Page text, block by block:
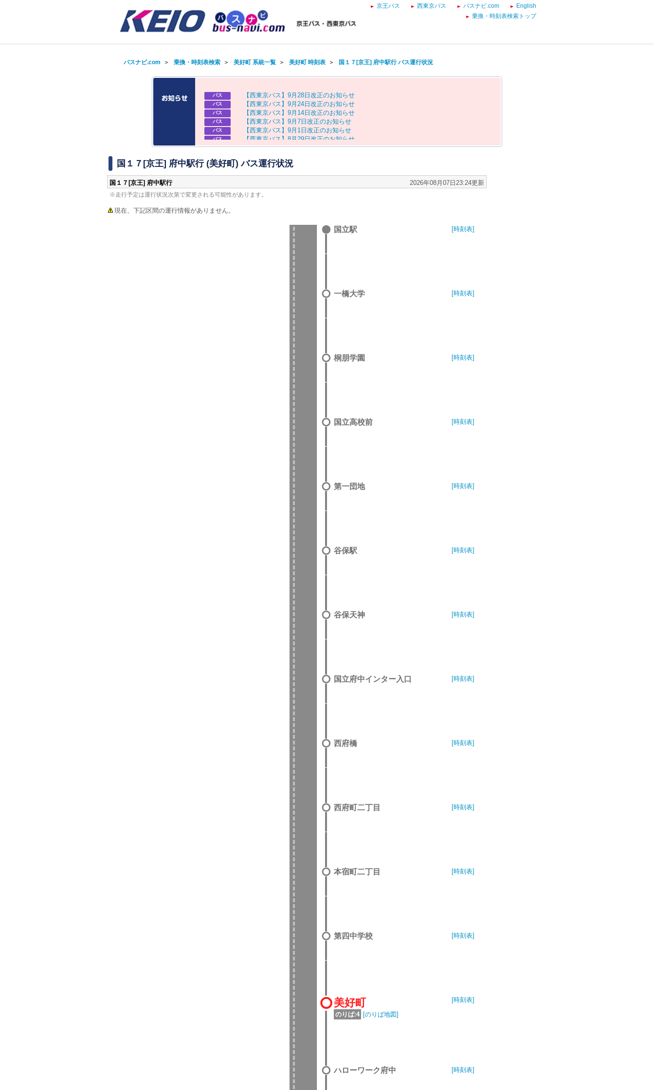
京王バス 西東京バス バスナビ.com
English
乗換・時刻表検索トップ
バスナビ.com ＞ 乗換・時刻表検索＞ 美好町 系統一覧＞ 美好町 時刻表＞ 国１７[京王] 府中駅行 バス運行状況
バス 【西東京バス 】 9月 28 日 改正のお知 らせ
バス 【西東京バス 】 9月 24 日 改正のお知 らせ
バス 【西東京バス 】 9月 14 日 改正のお知 らせ
バス 【西東京バス 】 9月 7 日 改正のお知 らせ
バス 【西東京バス 】 9月 1 日 改正のお知 らせ
バス 【西東京バス 】 8 月 29日改正のお知 らせ
バス 【京王バス】お盆ダイヤのお知らせ
国１７[京王] 府中駅行 (美好町) バス運行状況
国１７[京王] 府中駅行 2026年08月07日23:24更新
※走行予定は運行状況次第で変更される可能性があります。
現在、下記区間の運行情報がありません。
国立駅 [時刻表]
一橋大学 [時刻表]
桐朋学園 [時刻表]
国立高校前 [時刻表]
第一団地 [時刻表]
谷保駅 [時刻表]
谷保天神 [時刻表]
国立府中インター入口 [時刻表]
西府橋 [時刻表]
西府町二丁目 [時刻表]
本宿町二丁目 [時刻表]
第四中学校 [時刻表]
美好町
のりば:4 [のりば地図]
[時刻表]
ハローワーク府中 [時刻表]